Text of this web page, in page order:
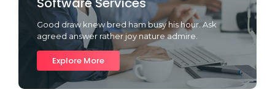
Good draw knew bred ham busy his hour. Ask
agreed answer rather joy nature admire.
Explore More